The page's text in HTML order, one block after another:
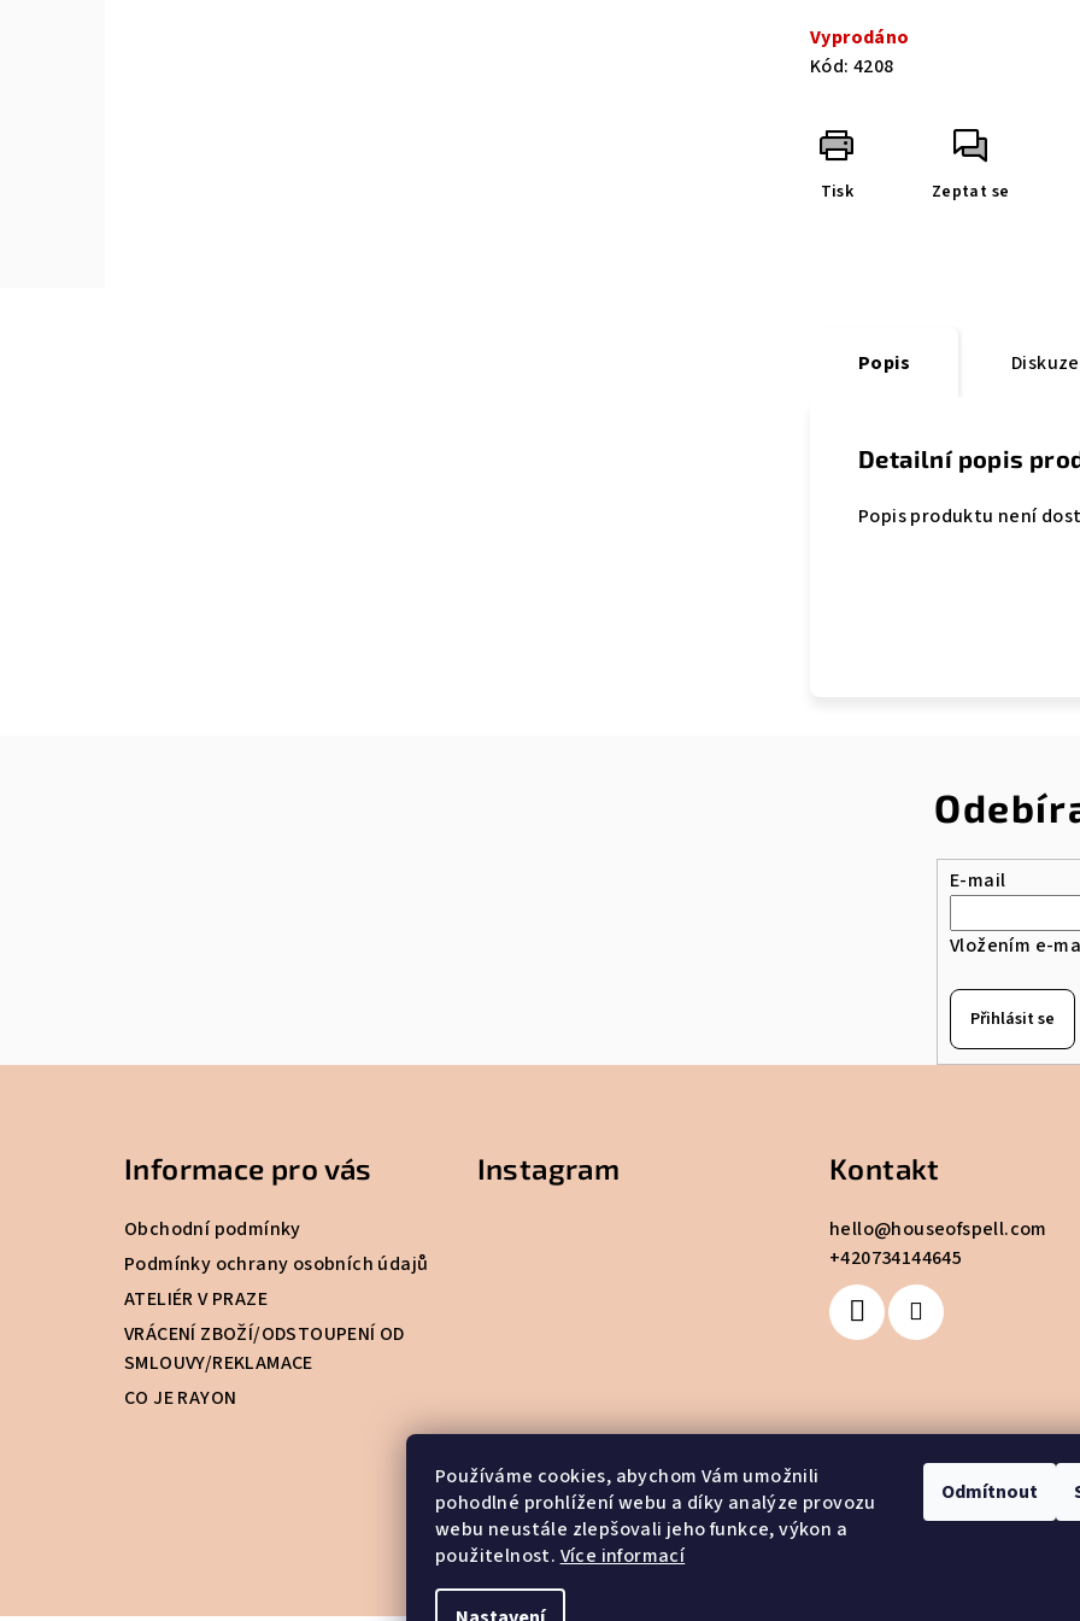
Používáme cookies, abychom Vám umožnili
pohodlné prohlížení webu a díky analýze provozu
webu neustále zlepšovali jeho funkce, výkon a
použitelnost. Více informací
Odmítnout
cena:
Vyprodáno
Kód: 4208
Tisk Zeptat se
Popis Diskuze
Detailní popis
Popis produktu není
E-mail
Vložením e-
Přihlásit se
Informace pro vás
Obchodní podmínky
Podmínky ochrany osobních údajů
ATELIÉR V PRAZE
VRÁCENÍ ZBOŽÍ/ODSTOUPENÍ OD
SMLOUVY/REKLAMACE
CO JE RAYON
Instagram
Sledovat na Instagramu
Kontakt
hello@houseofspell.com
+420734144645